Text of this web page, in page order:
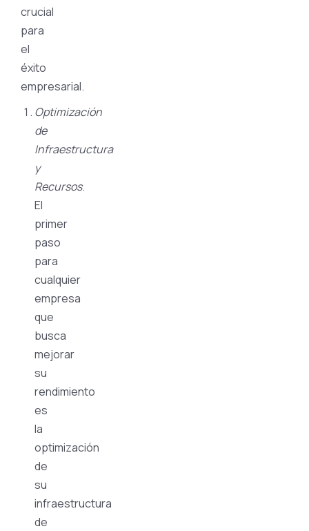
crucial
para
el
éxito
empresarial.
Optimización
de
Infraestructura
y
Recursos.
El
primer
paso
para
cualquier
empresa
que
busca
mejorar
su
rendimiento
es
la
optimización
de
su
infraestructura
de